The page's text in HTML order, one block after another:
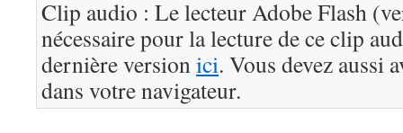
Clip audio : Le lecteur Adobe Flash
nécessaire pour la lecture de ce clip
dernière versionici. Vous devez aussi
dans votre navigateur.